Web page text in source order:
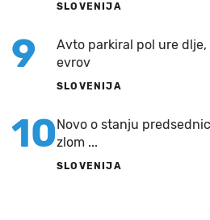
SLOVENIJA
9
Avto parkiral pol ure
evrov
SLOVENIJA
10Novo o stanju
zlom ...
SLOVENIJA